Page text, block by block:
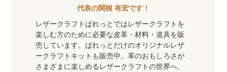
代表の関根 有宏です！
レザークラフトぱれっとではレザークラフトを
楽しむ方のために必要な皮革・材料・道具を販
売しています。ぱれっとだけのオリジナルレザ
ークラフトキットも販売中。革のおもしろさが
さまざまに楽しめるレザークラフトの世界へ、